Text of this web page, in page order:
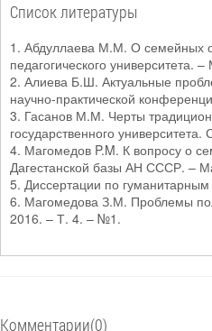
Список литературы
1. Абдуллаева М.М. О семейных
педагогического университета.
2. Алиева Б.Ш. Актуальные
научно-практической
3. Гасанов М.М. Черты
государственного
4. Магомедов P.M. К вопросу о
Дагестанской базы АН СССР. –
5. Диссертации по
6. Магомедова З.М. Проблемы
2016. – Т. 4. – №1.
Комментарии(0)